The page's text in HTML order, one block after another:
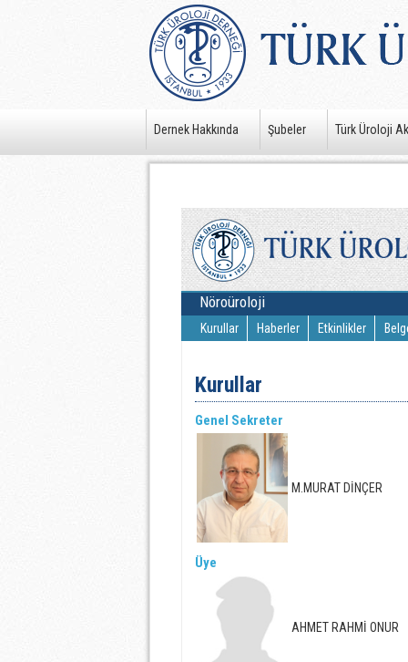
Dernek Hakkında Şubeler Türk Üroloji
Nöroüroloji
Kurullar Haberler Etkinlikler
Kurullar
Genel Sekreter
M.MURAT DİNÇER
Üye
AHMET RAHMİ ONUR